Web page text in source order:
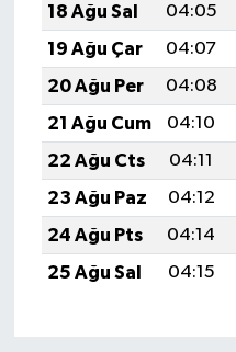
18 Ağu Sal
04:05
19 Ağu Çar
04:07
20 Ağu Per
04:08
21 Ağu Cum
04:10
22 Ağu Cts
04:11
23 Ağu Paz
04:12
24 Ağu Pts
04:14
25 Ağu Sal
04:15